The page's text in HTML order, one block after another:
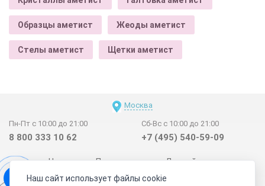
Образцы аметист Жеоды аметист
Стелы аметист Щетки аметист
Москва
Пн-Пт с 10:00 до 21:00
8 800 333 10 62
Сб-Вс с 10:00 до 21:00
+7 (495) 540-59-09
Новинки Поставщикам
Личный счет
Договор-оферта
О нас Наши магазины
Наш сайт использует файлы cookie